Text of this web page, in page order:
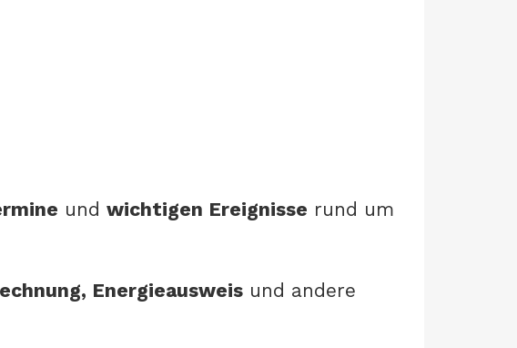
und wichtigen Ereignisse rund um
Energieausweis und andere